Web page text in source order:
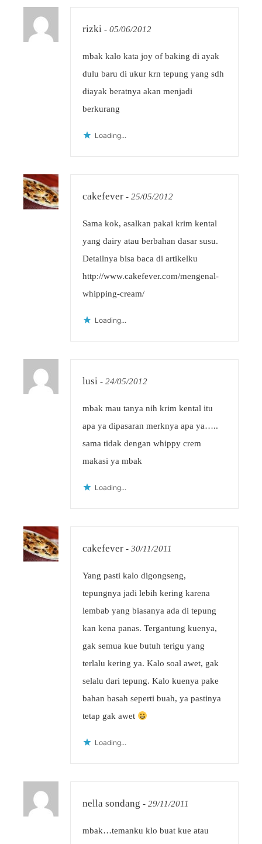
rizki - 05/06/2012
mbak kalo kata joy of baking di ayak
dulu baru di ukur krn tepung yang sdh
diayak beratnya akan menjadi
berkurang
Loading...
cakefever - 25/05/2012
Sama kok, asalkan pakai krim kental
yang dairy atau berbahan dasar susu.
Detailnya bisa baca di artikelku
http://www.cakefever.com/mengenal-
whipping-cream/
Loading...
lusi - 24/05/2012
mbak mau tanya nih krim kental itu
apa ya dipasaran merknya apa ya…..
sama tidak dengan whippy crem
makasi ya mbak
Loading...
cakefever - 30/11/2011
Yang pasti kalo digongseng,
tepungnya jadi lebih kering karena
lembab yang biasanya ada di tepung
kan kena panas. Tergantung kuenya,
gak semua kue butuh terigu yang
terlalu kering ya. Kalo soal awet, gak
selalu dari tepung. Kalo kuenya pake
bahan basah seperti buah, ya pastinya
tetap gak awet
Loading...
nella sondang - 29/11/2011
mbak…temanku klo buat kue atau